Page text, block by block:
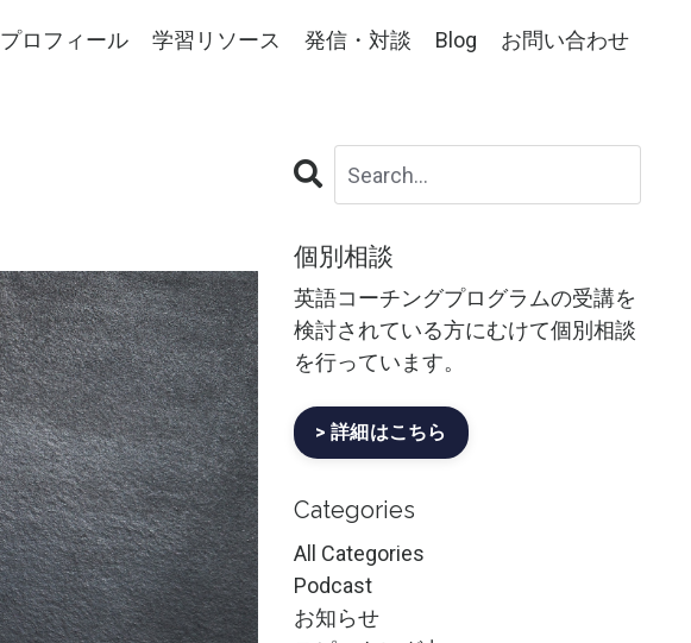
プロフィール 学習リソース 発信・対談 Blog お問い合わせ
個別相談
英語コーチングプログラムの受講を
検討されている方にむけて個別相談
を行っています。
> 詳細はこちら
Categories
All Categories
Podcast
お知らせ